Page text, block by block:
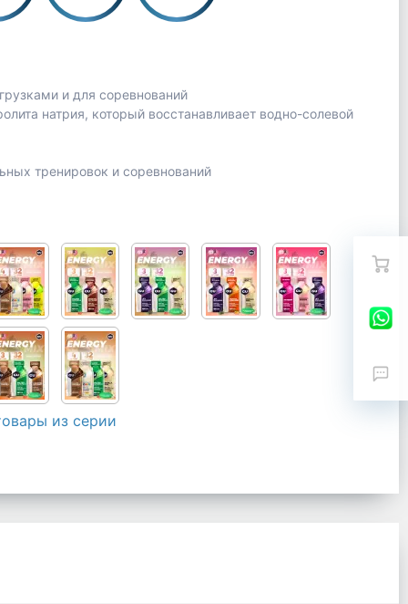
и для соревнований
натрия, который восстанавливает водно-солевой
тренировок и соревнований
из серии